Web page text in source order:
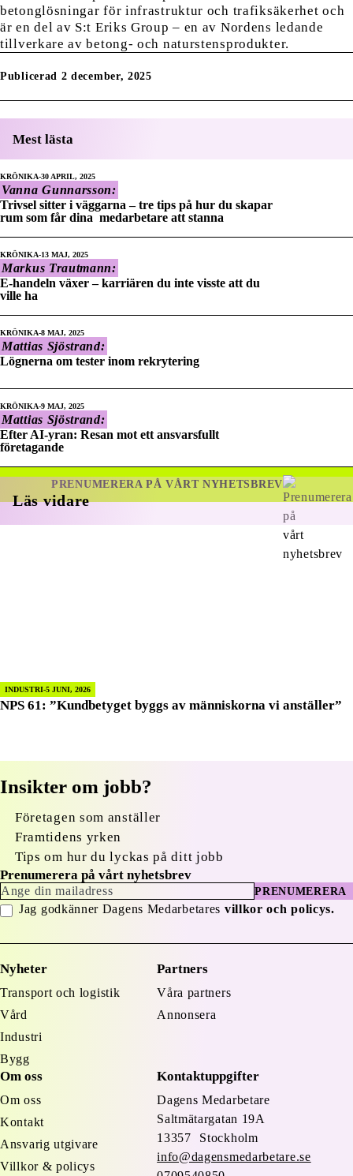
betonglösningar för infrastruktur och trafiksäkerhet och
är en del av S:t Eriks Group – en av Nordens ledande
tillverkare av betong- och naturstensprodukter.
Publicerad 2 december, 2025
Mest lästa
KRÖNIKA 30 APRIL, 2025
Vanna Gunnarsson:
Trivsel sitter i väggarna – tre tips på hur du skapar
rum som får dina medarbetare att stanna
KRÖNIKA 13 MAJ, 2025
Markus Trautmann:
E-handeln växer – karriären du inte visste att du
ville ha
KRÖNIKA 8 MAJ, 2025
Mattias Sjöstrand:
Lögnerna om tester inom rekrytering
KRÖNIKA 9 MAJ, 2025
Mattias Sjöstrand:
Efter AI-yran: Resan mot ett ansvarsfullt
företagande
PRENUMERERA PÅ VÅRT NYHETSBREV
Läs vidare
INDUSTRI 5 JUNI, 2026
NPS 61: ”Kundbetyget byggs av människorna vi anställer”
Insikter om jobb?
Företagen som anställer
Framtidens yrken
Tips om hur du lyckas på ditt jobb
Prenumerera på vårt nyhetsbrev
PRENUMERERA
Jag godkänner Dagens Medarbetares villkor och policys.
Nyheter
Transport och logistik
Vård
Industri
Bygg
Partners
Våra partners
Annonsera
Om oss
Om oss
Kontakt
Ansvarig utgivare
Villkor & policys
Kontaktuppgifter
Dagens Medarbetare
Saltmätargatan 19A
13357 Stockholm
info@dagensmedarbetare.se